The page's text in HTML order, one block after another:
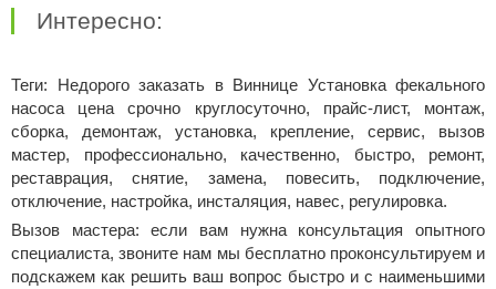
Интересно:
Теги: Недорого заказать в Виннице Установка фекального
насоса цена срочно круглосуточно, прайс-лист, монтаж,
сборка, демонтаж, установка, крепление, сервис, вызов
мастер, профессионально, качественно, быстро, ремонт,
реставрация, снятие, замена, повесить, подключение,
отключение, настройка, инсталяция, навес, регулировка.
Вызов мастера: если вам нужна консультация опытного
специалиста, звоните нам мы бесплатно проконсультируем и
подскажем как решить ваш вопрос быстро и с наименьшими